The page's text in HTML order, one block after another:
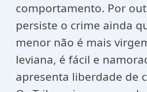
comportamento. Por
persiste o crime ainda
menor não é mais
leviana, é fácil e
apresenta liberdade de